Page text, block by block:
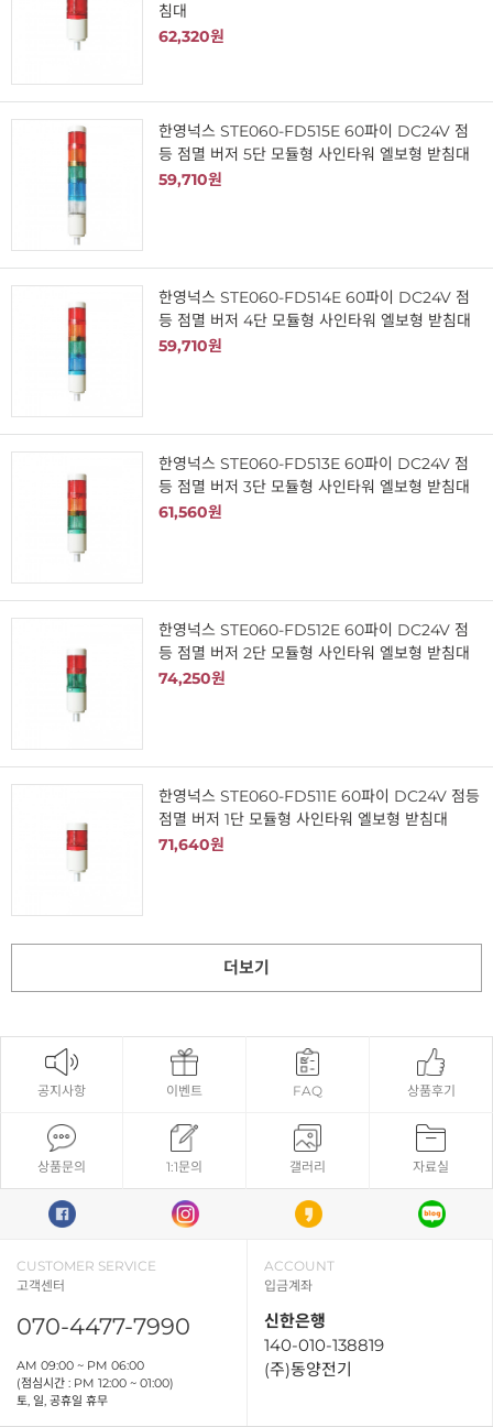
침대
62,320원
한영넉스 STE060-FD515E 60파이 DC24V 점
등 점멸 버저 5단 모듈형 사인타워 엘보형 받침대
59,710원
한영넉스 STE060-FD514E 60파이 DC24V 점
등 점멸 버저 4단 모듈형 사인타워 엘보형 받침대
59,710원
한영넉스 STE060-FD513E 60파이 DC24V 점
등 점멸 버저 3단 모듈형 사인타워 엘보형 받침대
61,560원
한영넉스 STE060-FD512E 60파이 DC24V 점
등 점멸 버저 2단 모듈형 사인타워 엘보형 받침대
74,250원
한영넉스 STE060-FD511E 60파이 DC24V 점등
점멸 버저 1단 모듈형 사인타워 엘보형 받침대
71,640원
더보기
공지사항 이벤트 FAQ 상품후기
상품문의 1:1문의 갤러리 자료실
CUSTOMER SERVICE
고객센터
070-4477-7990
AM 09:00 ~ PM 06:00
(점심시간 : PM 12:00 ~ 01:00)
토, 일, 공휴일 휴무
ACCOUNT
입금계좌
신한은행
140-010-138819
(주)동양전기